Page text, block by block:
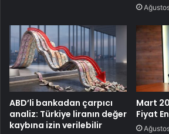
ABD’li bankadan çarpıcı
analiz: Türkiye liranın değer
kaybına izin verilebilir
Mart
Fiyat